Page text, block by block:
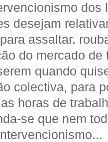
desejam
assaltar,
do mercado
quando
colectiva, para
horas de
se que nem